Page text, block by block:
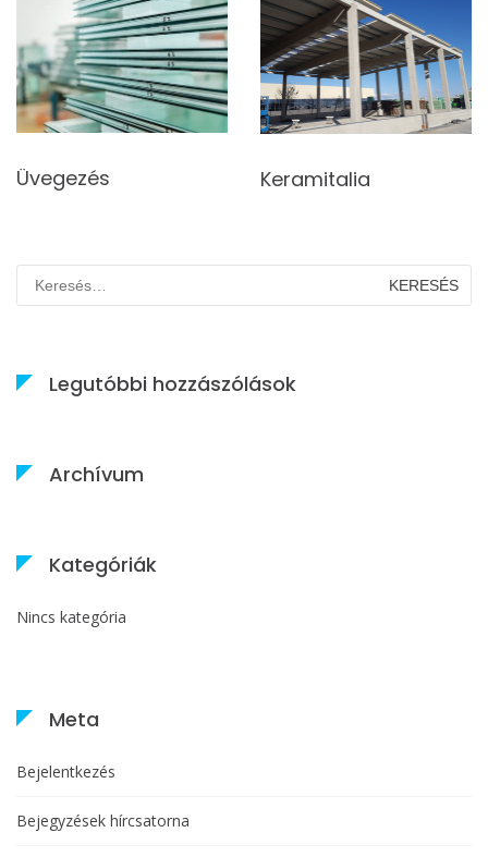
Üvegezés Keramitalia
Keresés:
Legutóbbi hozzászólások
Archívum
Kategóriák
Nincs kategória
Meta
Bejelentkezés
Bejegyzések hírcsatorna